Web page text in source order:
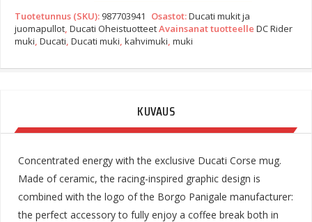
Quantity
Tuotetunnus (SKU): 987703941 Osastot:Ducati mukit ja
juomapullot Ducati OheistuotteetAvainsanat tuotteelle DC Rider
muki Ducati Ducati muki kahvimuki muki
KUVAUS
Concentrated energy with the exclusive Ducati Corse mug.
Made of ceramic, the racing-inspired graphic design is
combined with the logo of the Borgo Panigale manufacturer:
the perfect accessory to fully enjoy a coffee break both in